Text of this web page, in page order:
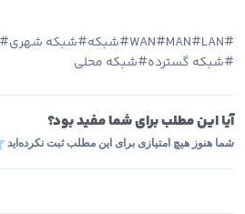
LAN
MAN
WAN شبکه شبکه شهری
شبکه گسترده شبکه محلی
آیا این مطلب برای شما مفید بود؟
شما هنوز هیچ امتیازی برای این مطلب ثبت نکرده‌اید